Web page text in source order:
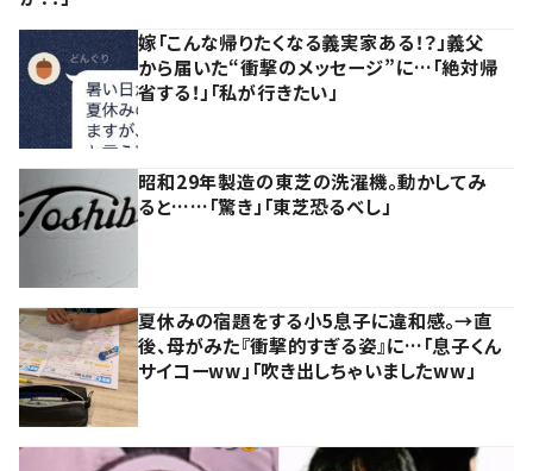
嫁「こんな帰りたくなる義実家ある！？」義父
から届いた“衝撃のメッセージ”に…「絶対帰
省する！」「私が行きたい」
昭和29年製造の東芝の洗濯機。動かしてみ
ると……「驚き」「東芝恐るべし」
夏休みの宿題をする小5息子に違和感。→直
後、母がみた『衝撃的すぎる姿』に…「息子くん
サイコーww」「吹き出しちゃいましたww」